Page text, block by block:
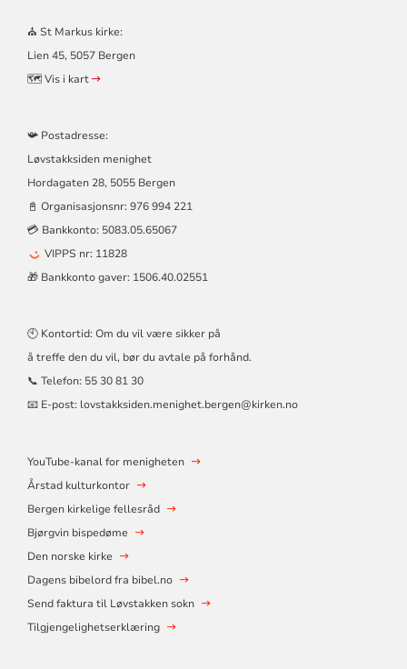
⛪ St Markus kirke:
Lien 45, 5057 Bergen
🗺️ Vis i kart
📯 Postadresse:
Løvstakksiden menighet
Hordagaten 28, 5055 Bergen
📓 Organisasjonsnr: 976 994 221
💳 Bankkonto: 5083.05.65067
VIPPS nr: 11828
🎁 Bankkonto gaver: 1506.40.02551
🕙 Kontortid: Om du vil være sikker på
å treffe den du vil, bør du avtale på forhånd.
📞 Telefon: 55 30 81 30
📧 E-post: lovstakksiden.menighet.bergen@kirken.no
YouTube-kanal for menigheten
Årstad kulturkontor
Bergen kirkelige fellesråd
Bjørgvin bispedøme
Den norske kirke
Dagens bibelord fra bibel.no
Send faktura til Løvstakken sokn
Tilgjengelighetserklæring